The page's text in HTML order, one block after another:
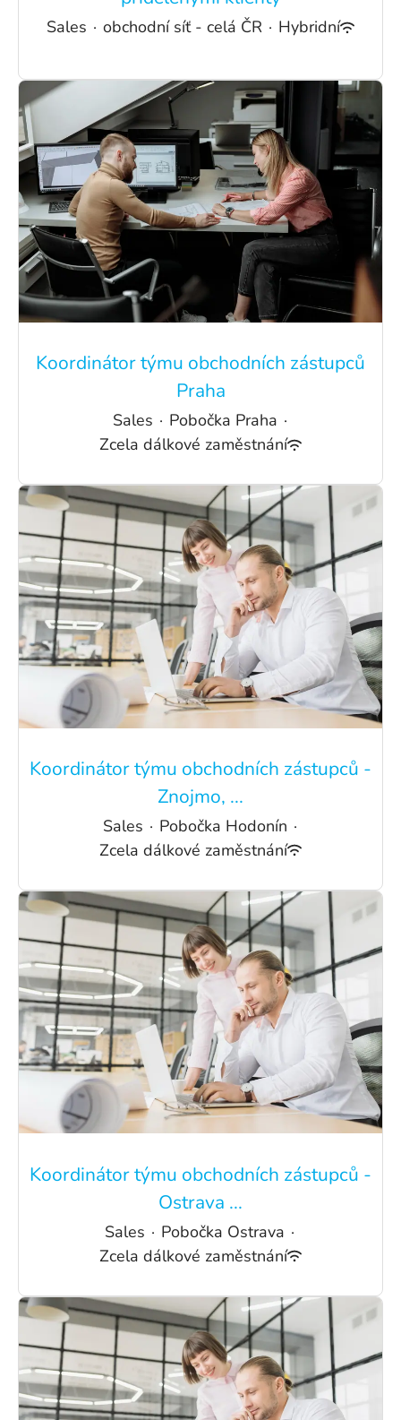
Sales · obchodní síť - celá ČR · Hybridní
Koordinátor týmu obchodních zástupců
Praha
Sales · Pobočka Praha ·
Zcela dálkové zaměstnání
Koordinátor týmu obchodních zástupců -
Znojmo, ...
Sales · Pobočka Hodonín ·
Zcela dálkové zaměstnání
Koordinátor týmu obchodních zástupců -
Ostrava ...
Sales · Pobočka Ostrava ·
Zcela dálkové zaměstnání